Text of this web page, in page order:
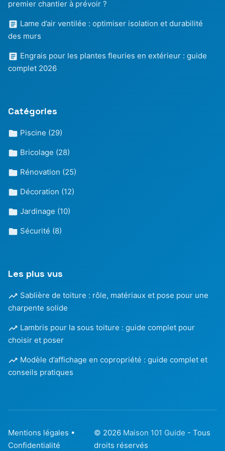
premier chantier à prévoir ?
Lame d’air ventilée : optimiser isolation et durabilité
des murs
Engrais pour les plantes fleuries en extérieur : guide
complet 2026
Catégories
Piscine (29)
Bricolage (28)
Rénovation (25)
Décoration (12)
Jardinage (10)
Sécurité (8)
Les plus vus
Sablière de toiture : rôle, matériaux et pose pour une
charpente solide
Lambris pour la sous toiture : guide complet pour
choisir et poser
Modèle d’affichage en copropriété : guide complet et
conseils pratiques
Mentions légales •
Confidentialité
© 2026 Maison 101 Guide - Tous
droits réservés